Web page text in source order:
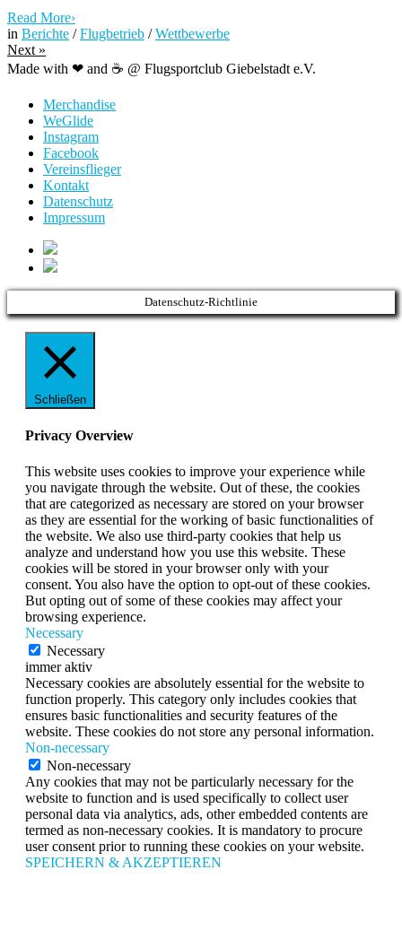
Read More›
in Berichte /Flugbetrieb /Wettbewerbe
Next »
Made with ❤ and ☕️ @ Flugsportclub Giebelstadt e.V.
Merchandise
WeGlide
Instagram
Facebook
Vereinsflieger
Kontakt
Datenschutz
Impressum
Datenschutz-Richtlinie
Schließen
Privacy Overview
This website uses cookies to improve your experience while
you navigate through the website. Out of these, the cookies
that are categorized as necessary are stored on your browser
as they are essential for the working of basic functionalities of
the website. We also use third-party cookies that help us
analyze and understand how you use this website. These
cookies will be stored in your browser only with your
consent. You also have the option to opt-out of these cookies.
But opting out of some of these cookies may affect your
browsing experience.
Necessary
Necessary
immer aktiv
Necessary cookies are absolutely essential for the website to
function properly. This category only includes cookies that
ensures basic functionalities and security features of the
website. These cookies do not store any personal information.
Non-necessary
Non-necessary
Any cookies that may not be particularly necessary for the
website to function and is used specifically to collect user
personal data via analytics, ads, other embedded contents are
termed as non-necessary cookies. It is mandatory to procure
user consent prior to running these cookies on your website.
SPEICHERN & AKZEPTIEREN